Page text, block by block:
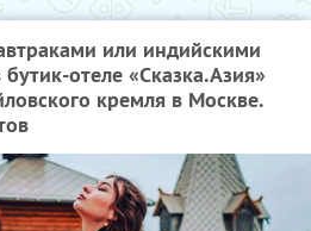
или индийскими
отеле «Сказка.Азия»
кремля в Москве.